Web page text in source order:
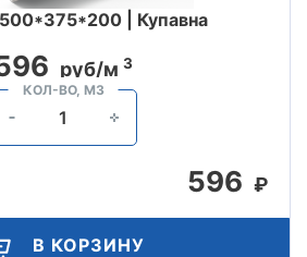
| Купавна
руб/м 3
КОЛ-ВО, М3
596 ₽
В КОРЗИНУ